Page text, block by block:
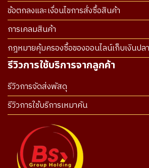
ข้อตกลงและเงื่อนไขการสั่งซื้อสินค้า
การเคลมสินค้า
กฎหมายคุ้มครองซื้อของออนไลน์เก็บเงินปล
รีวิวการใช้บริการจากลูกค้า
รีวิวการจัดส่งพัสดุ
รีวิวการใช้บริการเหมาคัน